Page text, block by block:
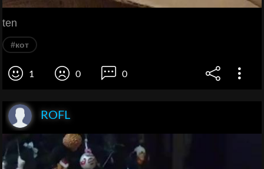
ten
#кот
1 0 0
ROFL